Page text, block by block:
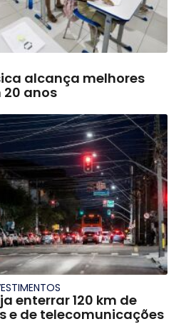
alcança melhores
anos
enterrar 120 km de
e de telecomunicações